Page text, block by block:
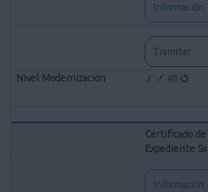
Información
Tramitar
Certificado
Expediente
Información